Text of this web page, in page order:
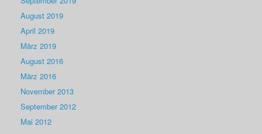
August 2019
April 2019
März 2019
August 2016
März 2016
November 2013
September 2012
Mai 2012